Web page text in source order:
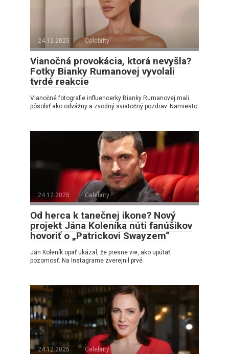
24.12.2025 Celebrity
Vianočná provokácia, ktorá nevyšla?
Fotky Bianky Rumanovej vyvolali
tvrdé reakcie
Vianočné fotografie influencerky Bianky Rumanovej mali
pôsobiť ako odvážny a zvodný sviatočný pozdrav. Namiesto
24.12.2025 Celebrity
Od herca k tanečnej ikone? Nový
projekt Jána Koleníka núti fanúšikov
hovoriť o „Patrickovi Swayzem“
Ján Koleník opäť ukázal, že presne vie, ako upútať
pozornosť. Na Instagrame zverejnil prvé
24.12.2025 Celebrity